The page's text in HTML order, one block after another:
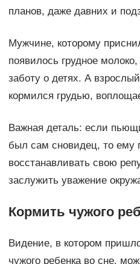
планов, даже давних и
Мужчине, которому
появилось грудное
заботу о детях. А
кормился грудью,
Важная деталь: если
был сам сновидец, то ему
восстанавливать свою
заслужить уважение
Кормить чужого
Видение, в котором
чужого ребенка во сне,